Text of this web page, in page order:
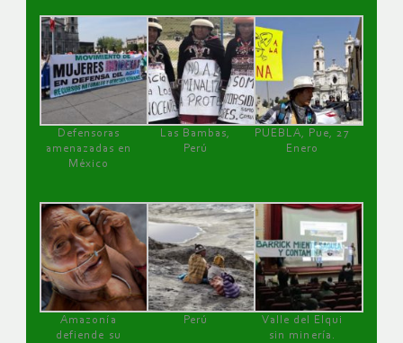
Defensoras
amenazadas en
México
Las Bambas,
Perú
PUEBLA, Pue, 27
Enero
Amazonía
defiende su
Perú
Valle del Elqui
sin minería.